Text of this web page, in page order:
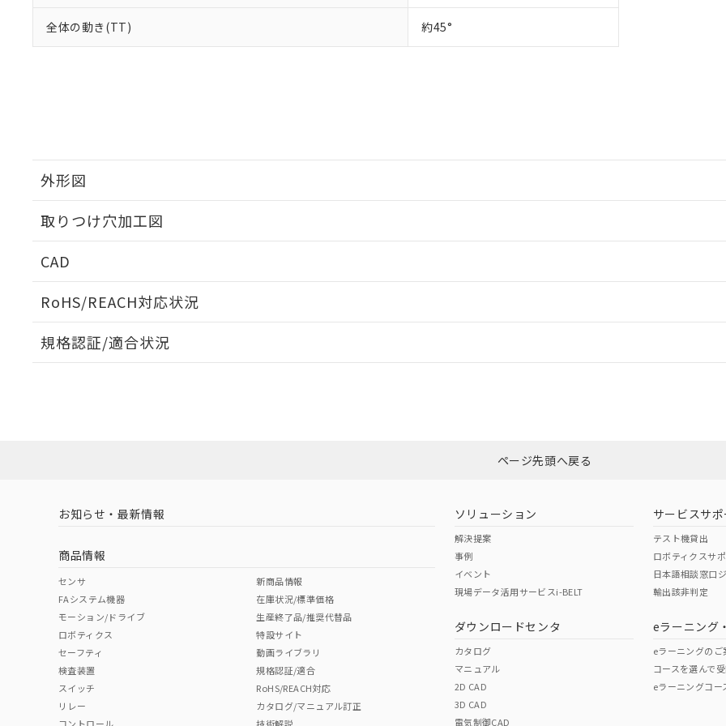
全体の動き(TT) 約45°
外形図
取りつけ穴加工図
CAD
RoHS/REACH対応状況
EU RoHS 注意事項・凡例
ダウンロードはこちら
中国 RoHS 注意事項・凡例
中国 RoHS表
Pb Hg Cr(VI)
規格認証/適合状況
ページ先頭へ戻る
お知らせ・最新情報
商品情報
センサ
FAシステム機器
モーション/ドライブ
ロボティクス
セーフティ
検査装置
スイッチ
リレー
新商品情報
在庫状況/標準価格
生産終了品/推奨代替品
特設サイト
動画ライブラリ
規格認証/適合
RoHS/REACH対応
カタログ/マニュアル訂正
ソリューション
解決提案
事例
イベント
現場データ活用サービスi-BELT
ダウンロードセンタ
カタログ
マニュアル
2D CAD
3D CAD
電気制御CAD
サービスサポ
テスト機貸出
ロボティクスサ
日本語相談窓口
輸出該非判定
eラーニング
eラーニングのご
コースを選んで
eラーニングコー